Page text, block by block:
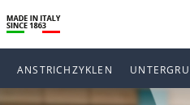
ANSTRICHZYKLEN